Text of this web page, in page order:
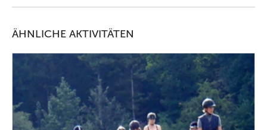
ÄHNLICHE AKTIVITÄTEN